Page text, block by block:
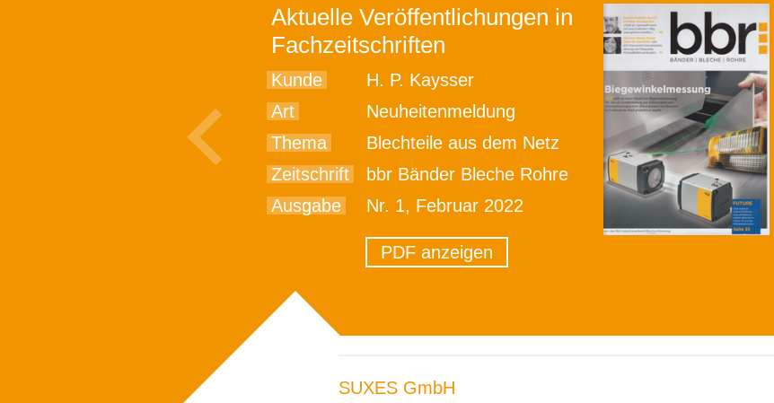
Aktuelle Veröffentlichungen in
Fachzeitschriften
Kunde
H. P. Kaysser
Art
Neuheitenmeldung
Thema
Blechteile aus dem Netz
Zeitschrift
bbr Bänder Bleche Rohre
Ausgabe
Nr. 1, Februar 2022
PDF anzeigen
SUXES GmbH